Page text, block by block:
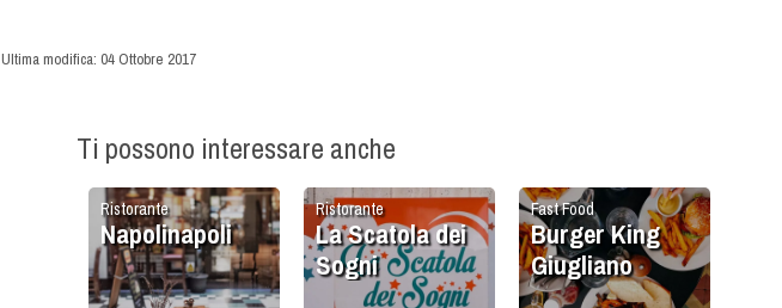
Ultima modifica: 04 Ottobre 2017
Ti possono interessare anche
Fast Food
Burger King
Giugliano
Ristorante
La Scatola dei
Sogni
Ristorante
Napolinapoli